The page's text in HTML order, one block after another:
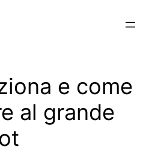
e come
al grande